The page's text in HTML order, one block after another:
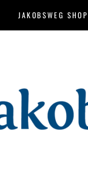
JAKOBSWEG SHOP